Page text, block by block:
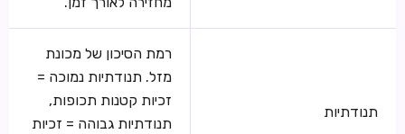
תנודתיות
רמת הסיכון של מכונת
מזל. תנודתיות נמוכה =
זכיות קטנות תכופות,
תנודתיות גבוהה = זכיות